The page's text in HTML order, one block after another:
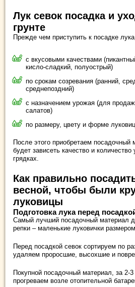
Лук севок посадка и
грунте
Прежде чем приступить к посадке
с вкусовыми качествами
кисло-сладкий, полуострый)
по срокам созревания (ранний,
среднепоздний)
с назначением урожая (для
салатов)
по размеру, цвету и форме
После этого приобретаем посадочный
будет зависеть качество и
грядках.
Как правильно
весной, чтобы были
луковицы
Подготовка лука перед
Самый лучший посадочный материал
репки – маленькие луковички
Перед посадкой севок сортируем по
удаляем проросшие, высохшие и
Покупной посадочный материал, за 2-
прогреваем возле отопительной